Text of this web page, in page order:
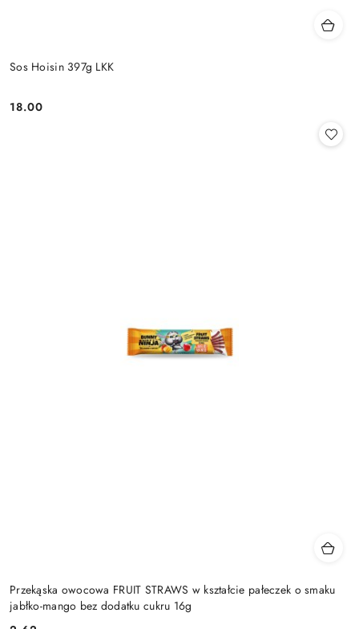
Sos Hoisin 397g LKK
Cena:
18.00
Przekąska owocowa FRUIT STRAWS w kształcie pałeczek o smaku
jabłko-mango bez dodatku cukru 16g